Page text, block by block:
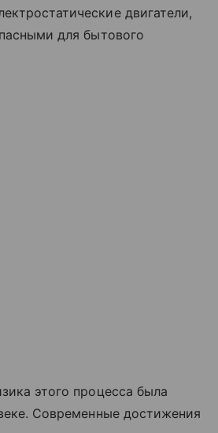
двигатели,
для бытового
этого процесса была
Современные достижения